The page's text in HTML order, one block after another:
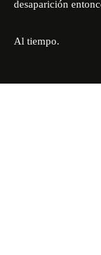
desaparición
Al tiempo.